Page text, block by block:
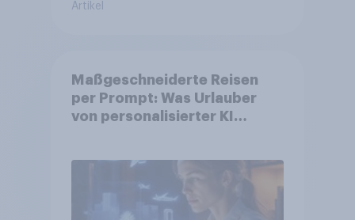
Artikel
Maßgeschneiderte Reisen
per Prompt: Was Urlauber
von personalisierter KI
bereits genutzt werden